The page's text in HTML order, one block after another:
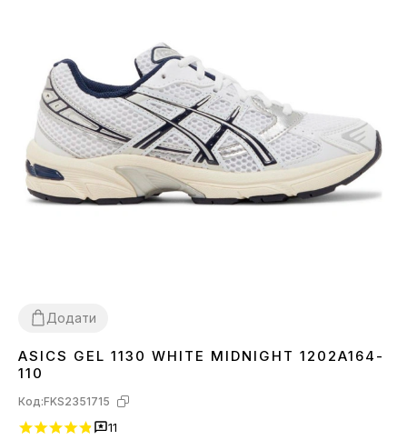
Додати
36 37383941 42 43 44
ASICS GEL 1130 WHITE MIDNIGHT 1202A164-
110
Код:FKS2351715
11